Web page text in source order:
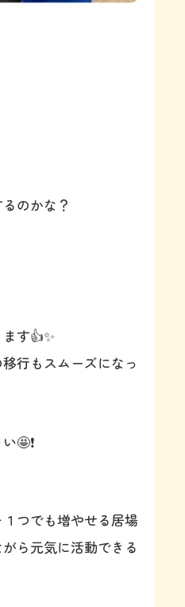
のかな？
す👍✨
行もスムーズになっ
🤩❗️
つでも増やせる居場
ら元気に活動できる